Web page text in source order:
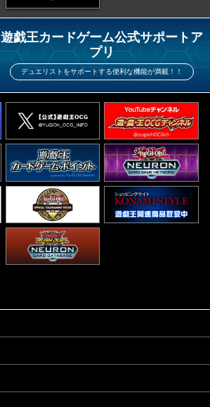
遊戯王カードゲーム公式サポートア
プリ
デュエリストをサポートする便利な機能が満載！！